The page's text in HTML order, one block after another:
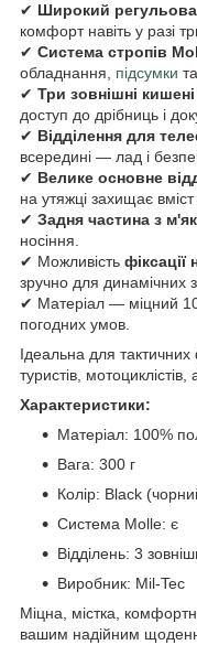
✔ Широкий
комфорт навіть у разі
✔ Система стропів
обладнання, підсумки
✔ Три зовнішні кишені
доступ до дрібниць і
✔ Відділення для
всередині — лад і
✔ Велике основне
на утяжці захищає вміст
✔ Задня частина з
носіння.
✔ Можливість фіксації
зручно для динамічних
✔ Матеріал — міцний
погодних умов.
Ідеальна для тактичних
туристів,
Характеристики:
Матеріал: 100%
Вага: 300 г
Колір: Black
Система Molle: є
Відділень: 3
Виробник: Mil-Tec
Міцна, містка,
вашим надійним